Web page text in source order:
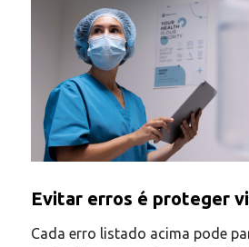
Evitar erros é proteger
Cada erro listado acima pode